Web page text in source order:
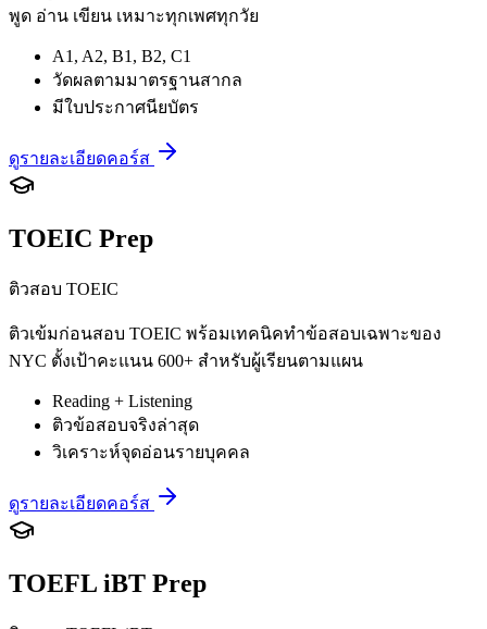
พูด อ่าน เขียน เหมาะทุกเพศทุกวัย
A1, A2, B1, B2, C1
วัดผลตามมาตรฐานสากล
มีใบประกาศนียบัตร
ดูรายละเอียดคอร์ส
TOEIC Prep
ติวสอบ TOEIC
ติวเข้มก่อนสอบ TOEIC พร้อมเทคนิคทำข้อสอบเฉพาะของ
NYC ตั้งเป้าคะแนน 600+ สำหรับผู้เรียนตามแผน
Reading + Listening
ติวข้อสอบจริงล่าสุด
วิเคราะห์จุดอ่อนรายบุคคล
ดูรายละเอียดคอร์ส
TOEFL iBT Prep